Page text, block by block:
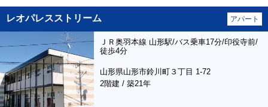
レオパレスストリーム アパート
ＪＲ奥羽本線 山形駅/バス乗車17分/印役寺前/
徒歩4分
山形県山形市鈴川町３丁目 1-72
2階建 / 築21年